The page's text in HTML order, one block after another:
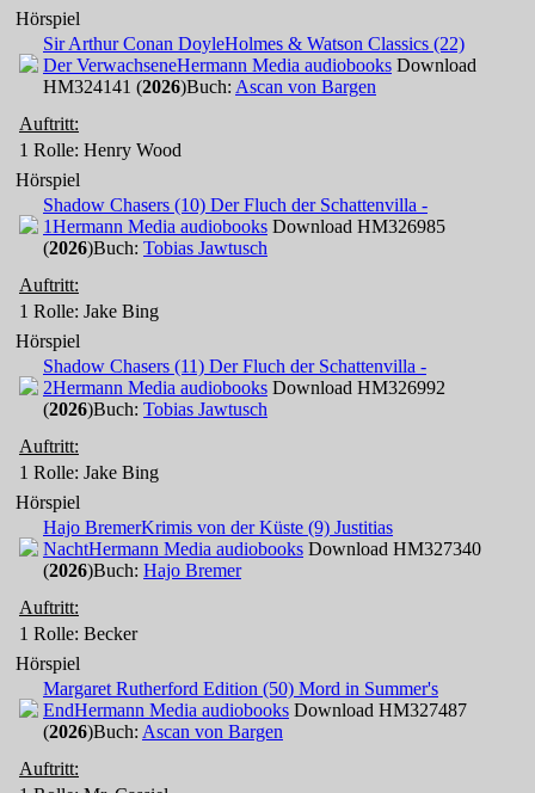
Hörspiel
Sir Arthur Conan DoyleHolmes & Watson Classics (22)
Der VerwachseneHermann Media audiobooks Download
HM324141 (2026)Buch: Ascan von Bargen
Auftritt:
1 Rolle: Henry Wood
Hörspiel
Shadow Chasers (10) Der Fluch der Schattenvilla -
1Hermann Media audiobooks Download HM326985
(2026)Buch: Tobias Jawtusch
Auftritt:
1 Rolle: Jake Bing
Hörspiel
Shadow Chasers (11) Der Fluch der Schattenvilla -
2Hermann Media audiobooks Download HM326992
(2026)Buch: Tobias Jawtusch
Auftritt:
1 Rolle: Jake Bing
Hörspiel
Hajo BremerKrimis von der Küste (9) Justitias
NachtHermann Media audiobooks Download HM327340
(2026)Buch: Hajo Bremer
Auftritt:
1 Rolle: Becker
Hörspiel
Margaret Rutherford Edition (50) Mord in Summer's
EndHermann Media audiobooks Download HM327487
(2026)Buch: Ascan von Bargen
Auftritt: